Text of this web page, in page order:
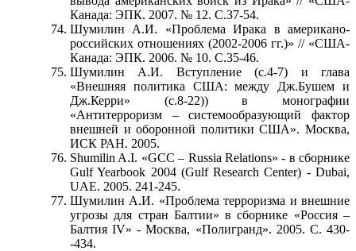
Канада: ЭПК. 2007. № 12. С.37-54.
Шумилин А.И. «Проблема Ирака в американо-
российских отношениях (2002-2006 гг.)» // «США-
Канада: ЭПК. 2006. № 10. С.35-46.
Шумилин А.И. Вступление (с.4-7) и глава
«Внешняя политика США: между Дж.Бушем и
Дж.Керри» (с.8-22)) в монографии
«Антитерроризм – системообразующий фактор
внешней и оборонной политики США». Москва,
ИСК РАН. 2005.
Shumilin A.I. «GCC – Russia Relations» - в сборнике
Gulf Yearbook 2004 (Gulf Research Center) - Dubai,
UAE. 2005. 241-245.
Шумилин А.И. «Проблема терроризма и внешние
угрозы для стран Балтии» в сборнике «Россия –
Балтия IV» - Москва, «Полигранд». 2005. С. 430-
-434.